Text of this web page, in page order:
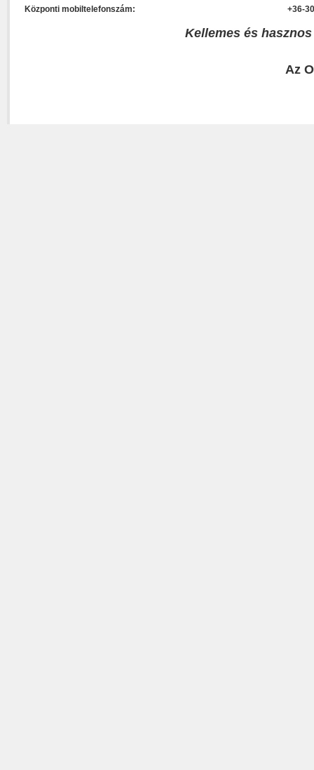
Központi mobiltelefonszám: +36-
Kellemes és
Az